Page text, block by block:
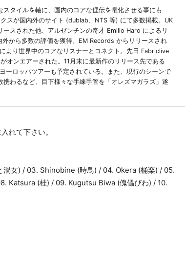
タイルを軸に、国内のコアな俚伝を電化させる事にも
スが国内外のサイト (dublab、NTS 等) にて多数掲載。UK
スされた他、アルゼンチンの奇才 Emilio Haro によるリ
から多数の評価を獲得。EM Records からリリースされ
り世界中のコアなリスナーとコネクト。先日 Fabriclive
オンエアーされた。11月末に最新作のリリース先である
ーロッパツアーも予定されている。また、現行のシーンで
わるなど、目下様々な手練手管を「オレズマガラズ」遂
れて下さい。
女) / 03. Shinobine (時鳥) / 04. Okera (桶楽) / 05.
Katsura (桂) / 09. Kugutsu Biwa (傀儡びわ) / 10.